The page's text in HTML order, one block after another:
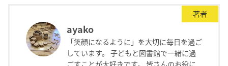
著者
ayako
「笑顔になるように」を大切に毎日を過ご
しています。 子どもと図書館で一緒に過
ごすことが大好きです。 皆さんのお役に